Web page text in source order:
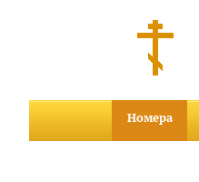
Номера